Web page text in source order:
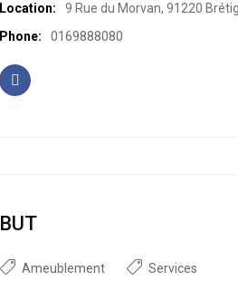
Location:
9 Rue du Morvan, 91220
Phone:
0169888080
BUT
Ameublement Services